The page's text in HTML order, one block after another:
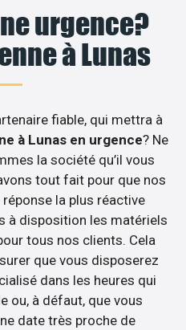
urgence?
à Lunas
fiable, qui mettra à
à Lunas en urgence? Ne
la société qu’il vous
tout fait pour que nos
la plus réactive
à disposition les matériels
tous nos clients. Cela
que vous disposerez
dans les heures qui
ou, à défaut, que vous
date très proche de